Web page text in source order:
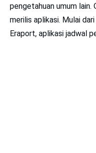
pengetahuan umum lain.
merilis aplikasi. Mulai
Eraport, aplikasi jadwal